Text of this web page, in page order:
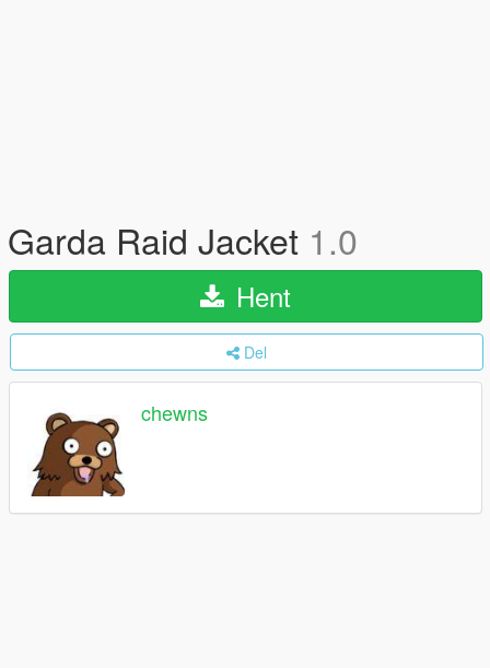
Garda Raid Jacket 1.0
Hent
Del
chewns